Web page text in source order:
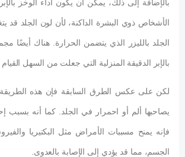
بالإضافة إلى ذلك، يمكن أن يكون أداء الوخز
الأشخاص ذوي البشرة الداكنة، لأن لون الجلد قد
الجلد بالليزر الذي يتضمن الحرارة. هناك أيضًا
بالإبر الدقيقة المنزلية التي جعلت من السهل القيام
لكن على عكس الطرق السابقة فإن هذه
يصاحبها ألم أو احمرار في الجلد. كما أنه بسبب
فإنه يمنح مسببات الأمراض مثل البكتيريا
الجسم، مما قد يؤدي إلى الإصابة بالعدوى.